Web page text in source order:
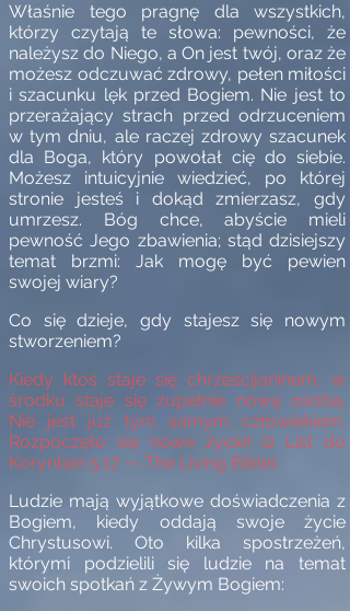
Właśnie tego pragnę dla wszystkich,
którzy czytają te słowa: pewności, że
należysz do Niego, a On jest twój, oraz że
możesz odczuwać zdrowy, pełen miłości
i szacunku lęk przed Bogiem. Nie jest to
przerażający strach przed odrzuceniem
w tym dniu, ale raczej zdrowy szacunek
dla Boga, który powołał cię do siebie.
Możesz intuicyjnie wiedzieć, po której
stronie jesteś i dokąd zmierzasz, gdy
umrzesz. Bóg chce, abyście mieli
pewność Jego zbawienia; stąd dzisiejszy
temat brzmi: Jak mogę być pewien
swojej wiary?
Co się dzieje, gdy stajesz się nowym
stworzeniem?
Kiedy ktoś staje się chrześcijaninem, w
środku staje się zupełnie nową osobą.
Nie jest już tym samym człowiekiem.
Rozpoczęło się nowe życie! (2 List do
Koryntian 5:17 — The Living Bible).
Ludzie mają wyjątkowe doświadczenia z
Bogiem, kiedy oddają swoje życie
Chrystusowi. Oto kilka spostrzeżeń,
którymi podzielili się ludzie na temat
swoich spotkań z Żywym Bogiem: